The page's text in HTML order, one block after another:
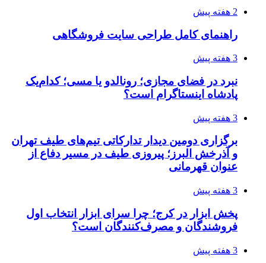
2 هفته پیش
راهنمای کامل طراحی سایت فروشگاهی
3 هفته پیش
نبرد در فضای مجازی؛ رونالدو یا مسی؛ کدام‌یک
پادشاه اینستاگرام است؟
3 هفته پیش
برگزاری دومین دیدار تدارکاتی تیم‌های طیف تهران
و آذرخش البرز؛ پیروزی طیف در مسیر دفاع از
عنوان قهرمانی
3 هفته پیش
پخش ابزار در کرج؛ چرا سرای ابزار انتخاب اول
فروشندگان و مصرف‌کنندگان است؟
3 هفته پیش